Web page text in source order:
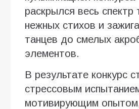
раскрылся весь спектр
нежных стихов и
танцев до смелых
элементов.
В результате конкурс
стрессовым
мотивирующим